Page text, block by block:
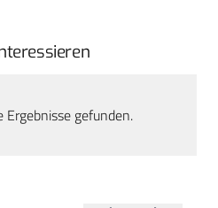
Ergebnisse gefunden.